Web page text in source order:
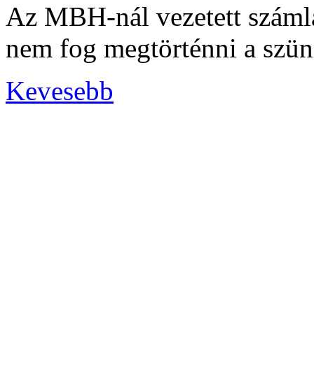
Az MBH-nál vezetett
nem fog megtörténni a
Kevesebb